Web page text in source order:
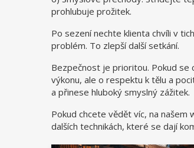
prohlubuje prožitek.
Po sezení nechte klienta chvíli v
problém. To zlepší další setkání.
Bezpečnost je prioritou. Pokud se
výkonu, ale o respektu k tělu a
a přinese hluboký smyslný zážitek.
Pokud chcete vědět víc, na našem
dalších technikách, které se dají